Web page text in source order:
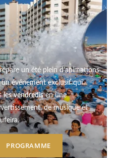
un été plein d’animations
un événement exclusif qui
lesvendredisen une
de musique et
PROGRAMME